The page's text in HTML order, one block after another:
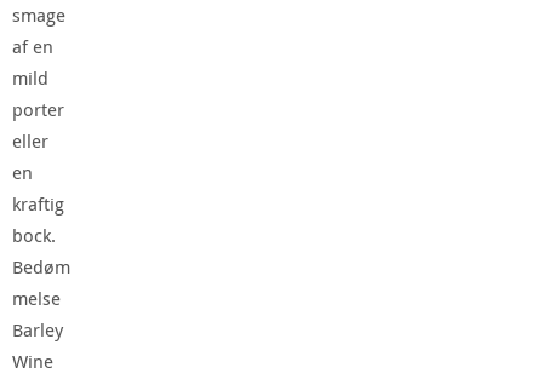
smage
af en
mild
porter
eller
en
kraftig
bock.
Bedøm
melse
Barley
Wine